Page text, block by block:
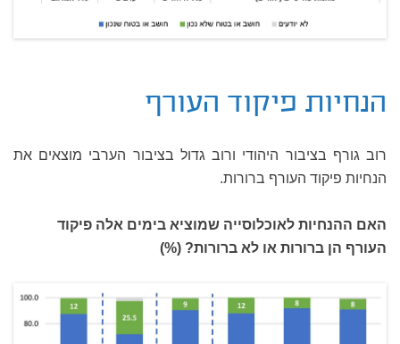
הנחיות פיקוד העורף
רוב גורף בציבור היהודי ורוב גדול בציבור הערבי מוצאים את
הנחיות פיקוד העורף ברורות.
האם ההנחיות לאוכלוסייה שמוציא בימים אלה פיקוד
העורף הן ברורות או לא ברורות? (%)